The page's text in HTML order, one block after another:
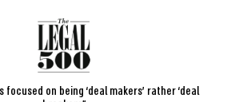
on being ‘deal makers’ rather ‘deal